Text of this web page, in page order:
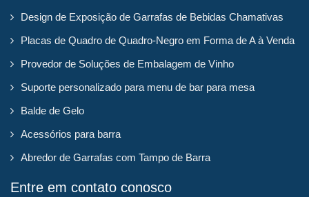
Design de Exposição de Garrafas de Bebidas Chamativas
Placas de Quadro de Quadro-Negro em Forma de A à Venda
Provedor de Soluções de Embalagem de Vinho
Suporte personalizado para menu de bar para mesa
Balde de Gelo
Acessórios para barra
Abredor de Garrafas com Tampo de Barra
Entre em contato conosco